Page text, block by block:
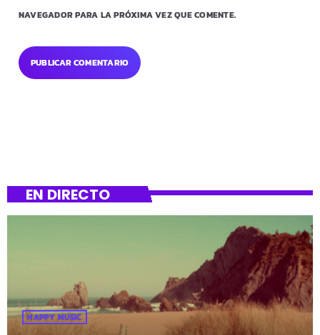
NAVEGADOR PARA LA PRÓXIMA VEZ QUE COMENTE.
EN DIRECTO
HAPPY MUSIC